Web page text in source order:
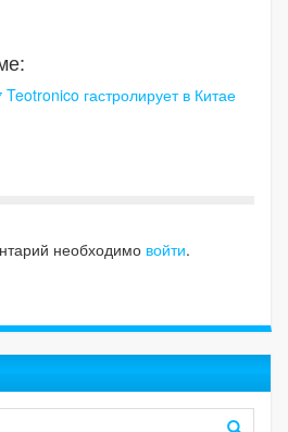
Teotronico гастролирует в Китае
необходимо войти.